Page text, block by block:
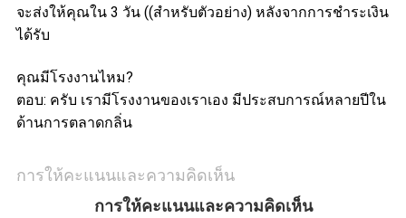
จะส่งให้คุณใน 3 วัน ((สําหรับตัวอย่าง) หลังจากการชําระเงิน
ได้รับ
คุณมีโรงงานไหม?
ตอบ: ครับ เรามีโรงงานของเราเอง มีประสบการณ์หลายปีใน
ด้านการตลาดกลิ่น
การให้คะแนนและความคิดเห็น
การให้คะแนนและความคิดเห็น